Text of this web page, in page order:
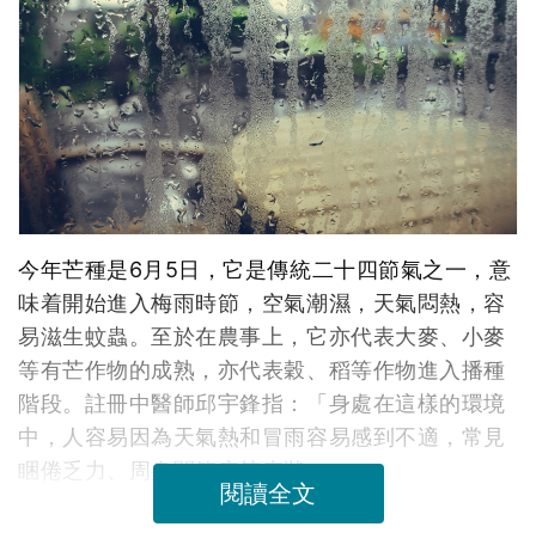
今年芒種是6月5日，它是傳統二十四節氣之一，意
味着開始進入梅雨時節，空氣潮濕，天氣悶熱，容
易滋生蚊蟲。至於在農事上，它亦代表大麥、小麥
等有芒作物的成熟，亦代表穀、稻等作物進入播種
階段。註冊中醫師邱宇鋒指：「身處在這樣的環境
中，人容易因為天氣熱和冒雨容易感到不適，常見
睏倦乏力、周身關節痛等症狀。」
閱讀全文